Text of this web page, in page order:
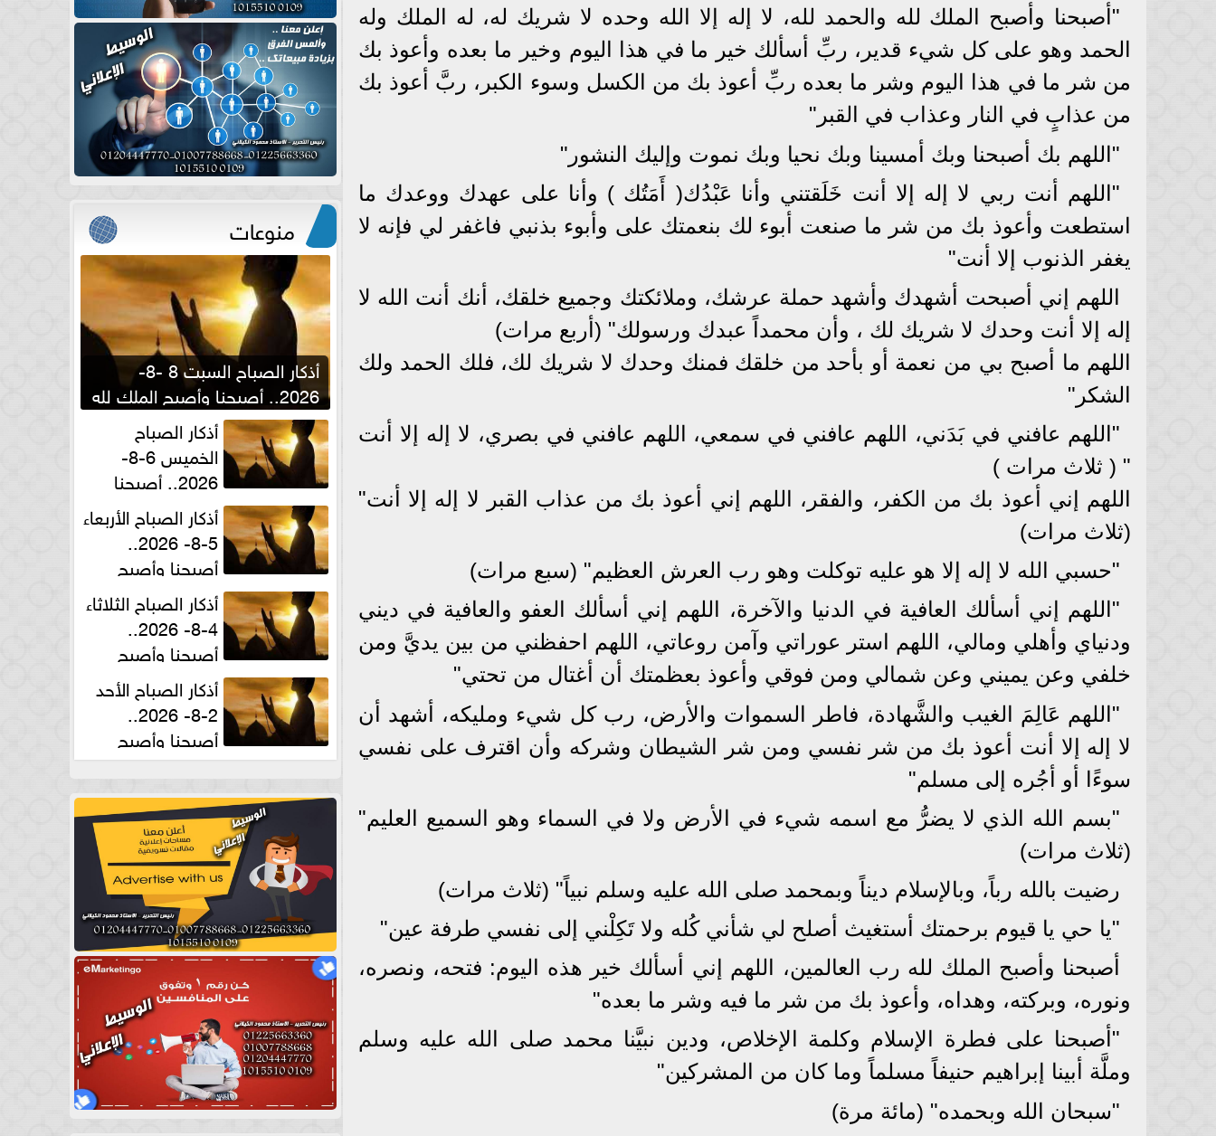
"أصبحنا وأصبح الملك لله والحمد لله، لا إله إلا الله وحده لا شريك له، له الملك وله
الحمد وهو على كل شيء قدير، ربِّ أسألك خير ما في هذا اليوم وخير ما بعده وأعوذ بك
من شر ما في هذا اليوم وشر ما بعده ربِّ أعوذ بك من الكسل وسوء الكبر، ربَّ أعوذ بك
من عذابٍ في النار وعذاب في القبر"
"اللهم بك أصبحنا وبك أمسينا وبك نحيا وبك نموت وإليك النشور"
"اللهم أنت ربي لا إله إلا أنت خَلَقتني وأنا عَبْدُك( أَمَتُك ) وأنا على عهدك ووعدك ما
استطعت وأعوذ بك من شر ما صنعت أبوء لك بنعمتك على وأبوء بذنبي فاغفر لي فإنه لا
يغفر الذنوب إلا أنت"
اللهم إني أصبحت أشهدك وأشهد حملة عرشك، وملائكتك وجميع خلقك، أنك أنت الله لا
إله إلا أنت وحدك لا شريك لك ، وأن محمداً عبدك ورسولك" (أربع مرات)
اللهم ما أصبح بي من نعمة أو بأحد من خلقك فمنك وحدك لا شريك لك، فلك الحمد ولك
الشكر"
"اللهم عافني في بَدَني، اللهم عافني في سمعي، اللهم عافني في بصري، لا إله إلا أنت
" ( ثلاث مرات )
اللهم إني أعوذ بك من الكفر، والفقر، اللهم إني أعوذ بك من عذاب القبر لا إله إلا أنت"
(ثلاث مرات)
"حسبي الله لا إله إلا هو عليه توكلت وهو رب العرش العظيم" (سبع مرات)
"اللهم إني أسألك العافية في الدنيا والآخرة، اللهم إني أسألك العفو والعافية في ديني
ودنياي وأهلي ومالي، اللهم استر عوراتي وآمن روعاتي، اللهم احفظني من بين يديَّ ومن
خلفي وعن يميني وعن شمالي ومن فوقي وأعوذ بعظمتك أن أغتال من تحتي"
"اللهم عَالِمَ الغيب والشَّهادة، فاطر السموات والأرض، رب كل شيء ومليكه، أشهد أن
لا إله إلا أنت أعوذ بك من شر نفسي ومن شر الشيطان وشركه وأن اقترف على نفسي
سوءًا أو أجُره إلى مسلم"
"بسم الله الذي لا يضرُّ مع اسمه شيء في الأرض ولا في السماء وهو السميع العليم"
(ثلاث مرات)
رضيت بالله رباً، وبالإسلام ديناً وبمحمد صلى الله عليه وسلم نبياً" (ثلاث مرات)
"يا حي يا قيوم برحمتك أستغيث أصلح لي شأني كُله ولا تَكِلْني إلى نفسي طرفة عين"
أصبحنا وأصبح الملك لله رب العالمين، اللهم إني أسألك خير هذه اليوم: فتحه، ونصره،
ونوره، وبركته، وهداه، وأعوذ بك من شر ما فيه وشر ما بعده"
"أصبحنا على فطرة الإسلام وكلمة الإخلاص، ودين نبيَّنا محمد صلى الله عليه وسلم
وملَّة أبينا إبراهيم حنيفاً مسلماً وما كان من المشركين"
"سبحان الله وبحمده" (مائة مرة)
منوعات
أذكار الصباح السبت 8 -8-
2026.. أصبحنا وأصبح الملك لله
والحمد لله
أذكار الصباح
الخميس 6-8-
2026.. أصبحنا
وأصبح الملك لله والحمد لله
أذكار الصباح الأربعاء
5-8- 2026..
أصبحنا وأصبح
الملك لله والحمد للهأذكار الصباح الثلاثاء
4-8- 2026..
أصبحنا وأصبح
الملك لله والحمد للهأذكار الصباح الأحد
2-8- 2026..
أصبحنا وأصبح
الملك لله والحمد لله